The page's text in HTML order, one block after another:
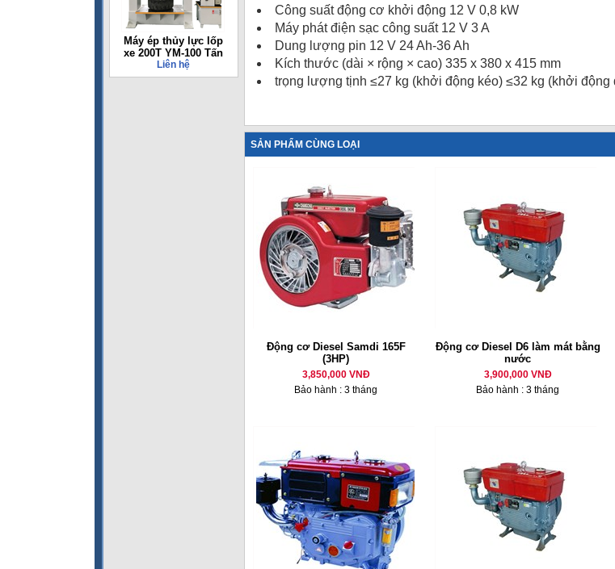
Máy ép thủy lực lốp
xe 200T YM-100 Tấn
Liên hệ
Công suất động cơ khởi động 12 V 0,8 kW
Máy phát điện sạc công suất 12 V 3 A
Dung lượng pin 12 V 24 Ah-36 Ah
Kích thước (dài × rộng × cao) 335 x 380 x 415 mm
trọng lượng tịnh ≤27 kg (khởi động kéo) ≤32 kg (khởi động
SẢN PHẨM CÙNG LOẠI
Động cơ Diesel Samdi 165F
(3HP)
3,850,000 VNĐ
Bảo hành : 3 tháng
Động cơ Diesel D6 làm mát bằng
nước
3,900,000 VNĐ
Bảo hành : 3 tháng